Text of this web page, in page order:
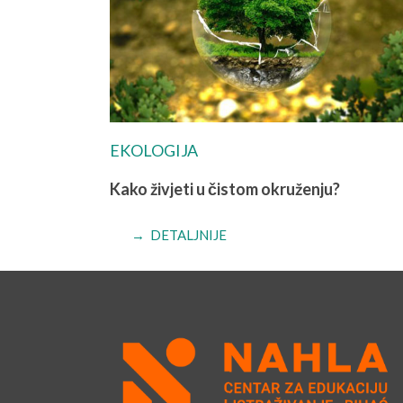
EKOLOGIJA
Kako živjeti u čistom okruženju?
→ DETALJNIJE